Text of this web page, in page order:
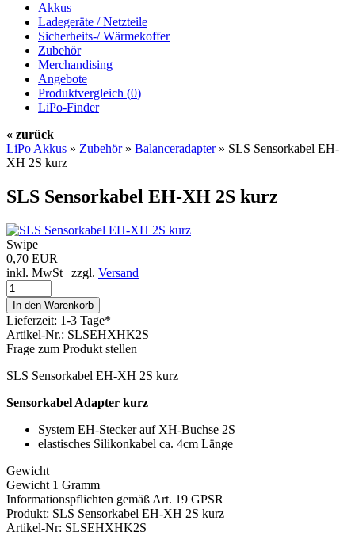
Akkus
Ladegeräte / Netzteile
Sicherheits-/ Wärmekoffer
Zubehör
Merchandising
Angebote
Produktvergleich (0)
LiPo-Finder
« zurück
LiPo Akkus » Zubehör» Balanceradapter» SLS Sensorkabel EH-
XH 2S kurz
SLS Sensorkabel EH-XH 2S kurz
Swipe
0,70 EUR
inkl. MwSt | zzgl. Versand
Lieferzeit: 1-3 Tage*
Artikel-Nr.: SLSEHXHK2S
Frage zum Produkt stellen
SLS Sensorkabel EH-XH 2S kurz
Sensorkabel Adapter kurz
System EH-Stecker auf XH-Buchse 2S
elastisches Silikonkabel ca. 4cm Länge
Gewicht
Gewicht 1 Gramm
Informationspflichten gemäß Art. 19 GPSR
Produkt: SLS Sensorkabel EH-XH 2S kurz
Artikel-Nr: SLSEHXHK2S